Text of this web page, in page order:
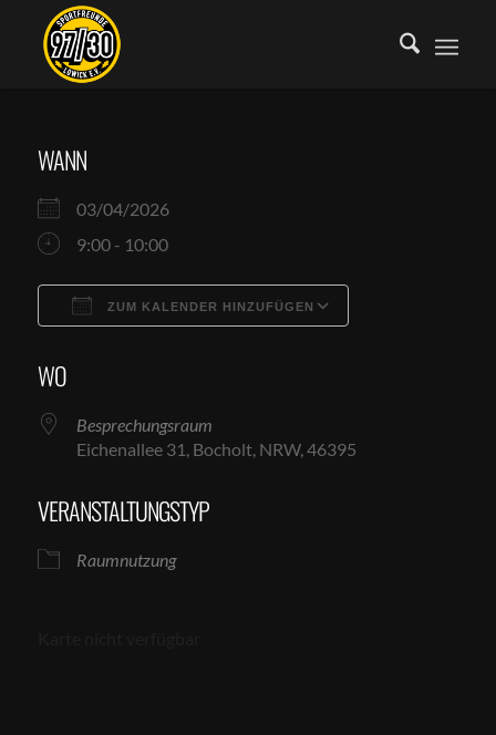
WANN
03/04/2026
9:00 - 10:00
ZUM KALENDER HINZUFÜGEN
WO
Besprechungsraum
Eichenallee 31, Bocholt, NRW, 46395
VERANSTALTUNGSTYP
Raumnutzung